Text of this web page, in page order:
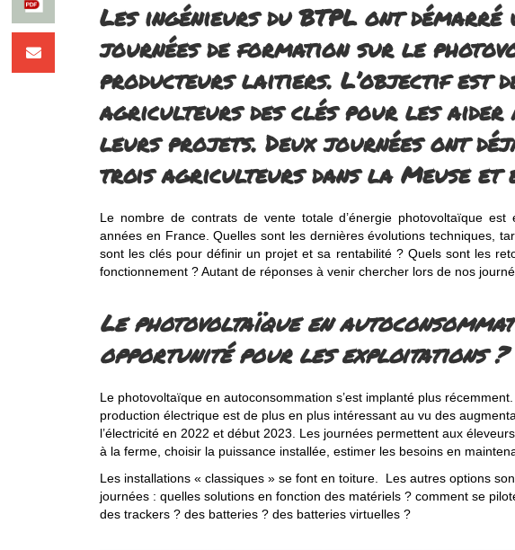
Les ingénieurs du BTPL ont démarré
journées de formation sur le
producteurs laitiers. L’objectif est
agriculteurs des clés pour les
leurs projets. Deux journées ont
trois agriculteurs dans la Meuse et
Le nombre de contrats de vente totale d’énergie photovoltaïque est
années en France. Quelles sont les dernières évolutions techniques,
sont les clés pour définir un projet et sa rentabilité ? Quels sont les
fonctionnement ? Autant de réponses à venir chercher lors de nos
Le photovoltaïque en
opportunité pour les exploitations ?
Le photovoltaïque en autoconsommation s’est implanté plus
production électrique est de plus en plus intéressant au vu des
l’électricité en 2022 et début 2023. Les journées permettent aux
à la ferme, choisir la puissance installée, estimer les besoins en
Les installations « classiques » se font en toiture. Les autres options
journées : quelles solutions en fonction des matériels ? comment se
des trackers ? des batteries ? des batteries virtuelles ?